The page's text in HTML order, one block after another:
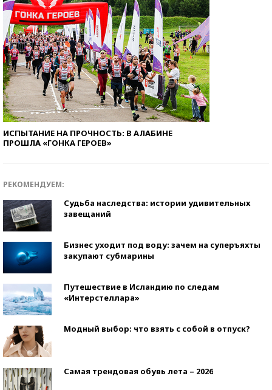
ИСПЫТАНИЕ НА ПРОЧНОСТЬ: В АЛАБИНЕ
ПРОШЛА «ГОНКА ГЕРОЕВ»
РЕКОМЕНДУЕМ:
Судьба наследства: истории удивительных
завещаний
Бизнес уходит под воду: зачем на суперъяхты
закупают субмарины
Путешествие в Исландию по следам
«Интерстеллара»
Модный выбор: что взять с собой в отпуск?
Самая трендовая обувь лета – 2026